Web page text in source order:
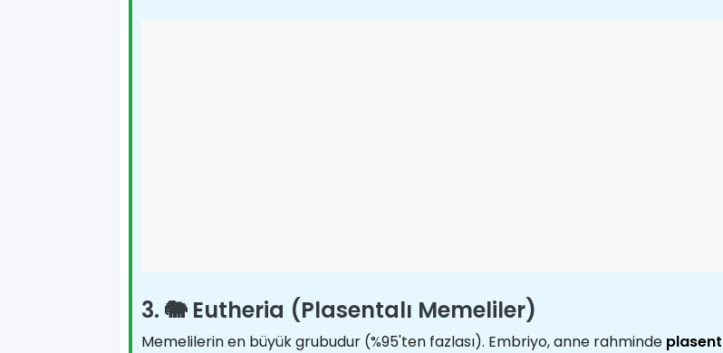
3. 🐘 Eutheria (Plasentalı Memeliler)
Memelilerin en büyük grubudur (%95'ten fazlası). Embriyo, anne rahminde